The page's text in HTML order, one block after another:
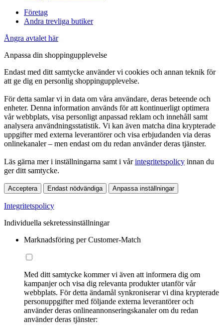
Företag
Andra trevliga butiker
Ångra avtalet här
Anpassa din shoppingupplevelse
Endast med ditt samtycke använder vi cookies och annan teknik för
att ge dig en personlig shoppingupplevelse.
För detta samlar vi in data om våra användare, deras beteende och
enheter. Denna information används för att kontinuerligt optimera
vår webbplats, visa personligt anpassad reklam och innehåll samt
analysera användningsstatistik. Vi kan även matcha dina krypterade
uppgifter med externa leverantörer och visa erbjudanden via deras
onlinekanaler – men endast om du redan använder deras tjänster.
Läs gärna mer i inställningarna samt i vårintegritetspolicy innan du
ger ditt samtycke.
Acceptera Endast nödvändiga Anpassa inställningar
Integritetspolicy
Individuella sekretessinställningar
Marknadsföring per Customer-Match
Med ditt samtycke kommer vi även att informera dig om
kampanjer och visa dig relevanta produkter utanför vår
webbplats. För detta ändamål synkroniserar vi dina krypterade
personuppgifter med följande externa leverantörer och
använder deras onlineannonseringskanaler om du redan
använder deras tjänster: